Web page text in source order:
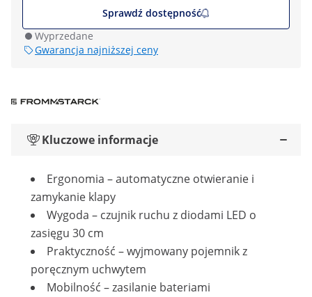
Sprawdź dostępność
Wyprzedane
Gwarancja najniższej ceny
Kluczowe informacje
Ergonomia – automatyczne otwieranie i
zamykanie klapy
Wygoda – czujnik ruchu z diodami LED o
zasięgu 30 cm
Praktyczność – wyjmowany pojemnik z
poręcznym uchwytem
Mobilność – zasilanie bateriami